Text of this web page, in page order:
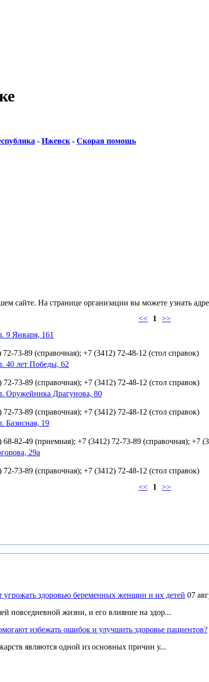
- Ижевск - Скорая помощь
сайте. На странице организации вы можете узнать
<<
1 >>
9 Января, 161
73-89 (справочная); +7 (3412) 72-48-12 (стол справок)
40 лет Победы, 62
73-89 (справочная); +7 (3412) 72-48-12 (стол справок)
Оружейника Драгунова, 80
73-89 (справочная); +7 (3412) 72-48-12 (стол справок)
Базисная, 19
82-49 (приемная); +7 (3412) 72-73-89 (справочная); +7
29а
73-89 (справочная); +7 (3412) 72-48-12 (стол справок)
<<
1 >>
здоровью беременных женщин и их детей 07
повседневной жизни, и его влияние на здор...
избежать ошибок и улучшить здоровье пациентов?
являются одной из основных причин у...